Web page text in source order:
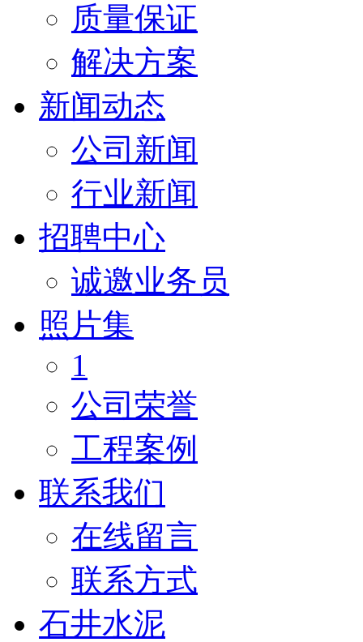
质量保证
解决方案
新闻动态
公司新闻
行业新闻
招聘中心
诚邀业务员
照片集
1
公司荣誉
工程案例
联系我们
在线留言
联系方式
石井水泥